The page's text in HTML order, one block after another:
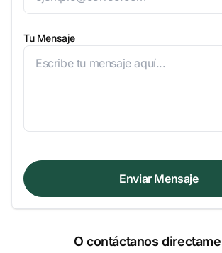
Tu Mensaje
Enviar Mensaje
O contáctanos